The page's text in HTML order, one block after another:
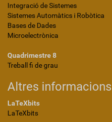
Integració de Sistemes
Sistemes Automàtics i Robòtica
Bases de Dades
Microelectrònica
Quadrimestre 8
Treball fi de grau
Altres informacions
LaTeXbits
LaTeXbits